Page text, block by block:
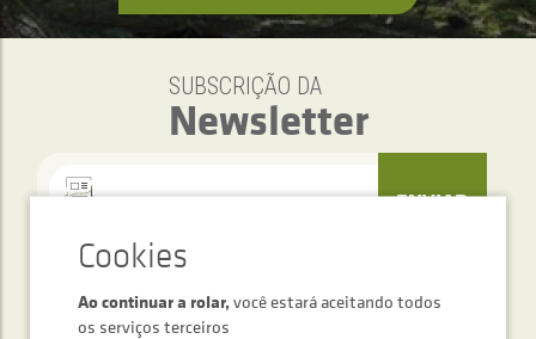
SUBSCRIÇÃO DA
Newsletter
ENVIAR
Ao continuar a rolar,você estará aceitando todos
os serviços terceiros